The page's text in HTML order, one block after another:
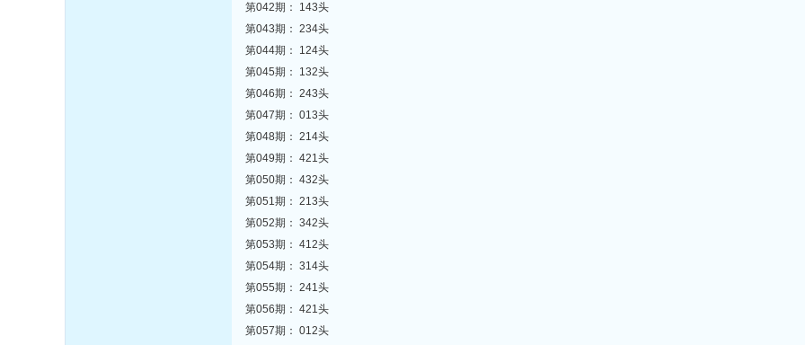
第042期： 143头
第043期： 234头
第044期： 124头
第045期： 132头
第046期： 243头
第047期： 013头
第048期： 214头
第049期： 421头
第050期： 432头
第051期： 213头
第052期： 342头
第053期： 412头
第054期： 314头
第055期： 241头
第056期： 421头
第057期： 012头